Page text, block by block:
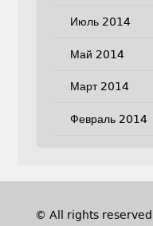
Июль 2014
Май 2014
Март 2014
Февраль 2014
© All rights reserved.